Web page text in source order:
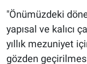
"Önümüzdeki
yapısal ve kalıcı
yıllık mezuniyet
gözden